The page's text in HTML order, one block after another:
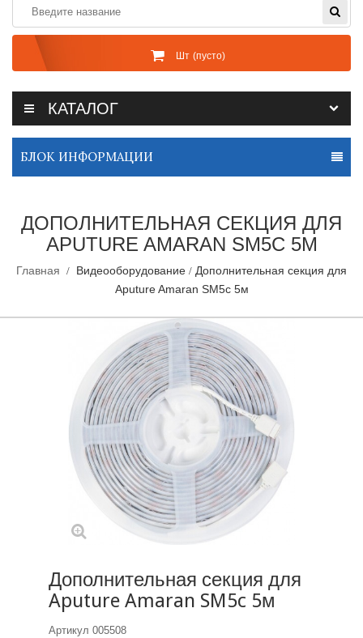
Шт (пусто)
КАТАЛОГ
БЛОК ИНФОРМАЦИИ
ДОПОЛНИТЕЛЬНАЯ СЕКЦИЯ ДЛЯ
APUTURE AMARAN SM5C 5М
Главная Видеооборудование
Дополнительная секция для
Aputure Amaran SM5c 5м
Дополнительная секция для
Aputure Amaran SM5c 5м
Артикул 005508